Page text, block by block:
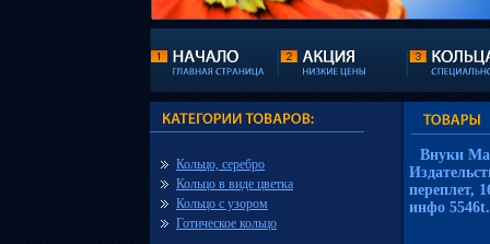
Кольцо, серебро
Кольцо в виде цветка
Кольцо с узором
Готическое кольцо
Внуки
переплет,
инфо 5546t.